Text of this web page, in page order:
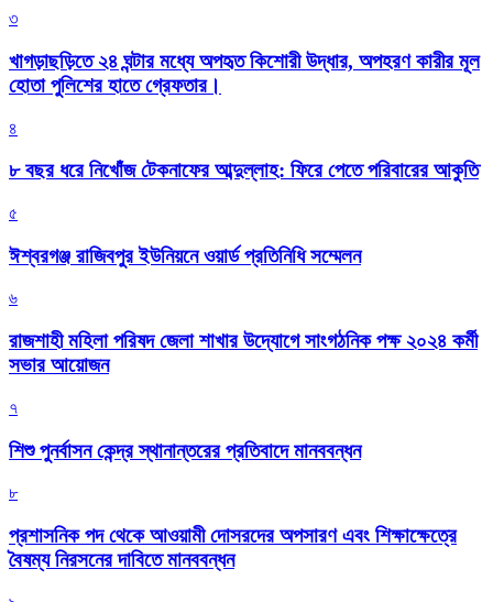
৩
খাগড়াছড়িতে ২৪ ঘন্টার মধ্যে অপহৃত কিশোরী উদ্ধার, অপহরণ কারীর মূল
হোতা পুলিশের হাতে গ্রেফতার।
৪
৮ বছর ধরে নিখোঁজ টেকনাফের আব্দুল্লাহ: ফিরে পেতে পরিবারের আকুতি
৫
ঈশ্বরগঞ্জ রাজিবপুর ইউনিয়নে ওয়ার্ড প্রতিনিধি সম্মেলন
৬
রাজশাহী মহিলা পরিষদ জেলা শাখার উদ্যোগে সাংগঠনিক পক্ষ ২০২৪ কর্মী
সভার আয়োজন
৭
শিশু পুনর্বাসন কেন্দ্র স্থানান্তরের প্রতিবাদে মানববন্ধন
৮
প্রশাসনিক পদ থেকে আওয়ামী দোসরদের অপসারণ এবং শিক্ষাক্ষেত্রে
বৈষম্য নিরসনের দাবিতে মানববন্ধন